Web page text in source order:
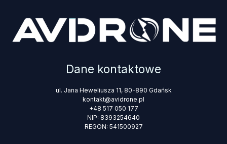
Dane kontaktowe
ul. Jana Heweliusza 11, 80-890 Gdańsk
kontakt@avidrone.pl
+48 517 050 177
NIP: 8393254640
REGON: 541500927